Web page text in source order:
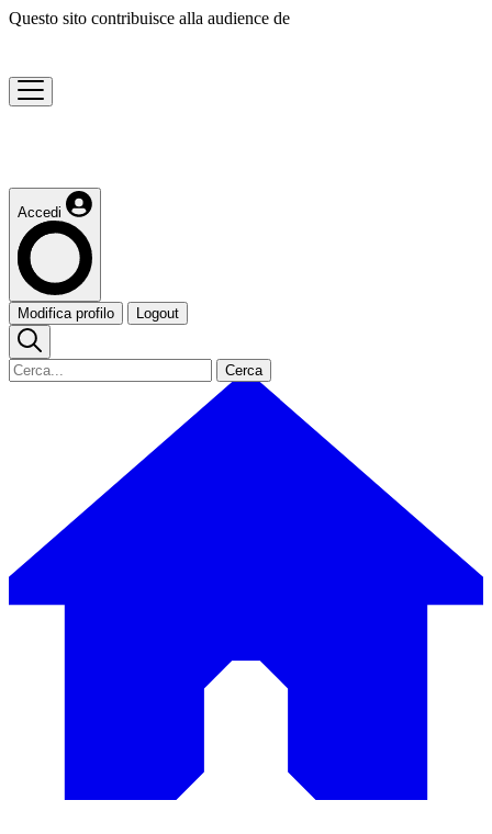
Questo sito contribuisce alla audience de
Accedi
Modifica profilo Logout
Cerca